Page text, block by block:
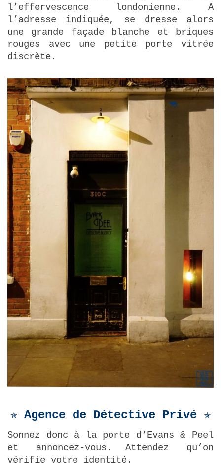
l’effervescence londonienne. A
l’adresse indiquée, se dresse alors
une grande façade blanche et briques
rouges avec une petite porte vitrée
discrète.
✯ Agence de Détective Privé ✯
Sonnez donc à la porte d’Evans & Peel
et annoncez-vous.
Attendez qu’on
vérifie votre identité.